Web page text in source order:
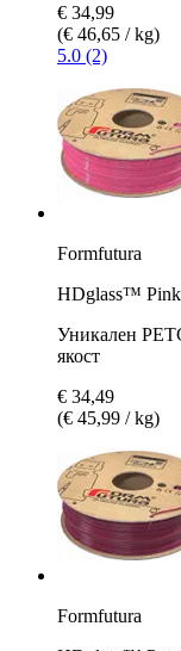
€ 34,99
(€ 46,65 / kg)
5.0 (2)
Formfutura
HDglass™ Pink
Уникален
якост
€ 34,49
(€ 45,99 / kg)
Formfutura